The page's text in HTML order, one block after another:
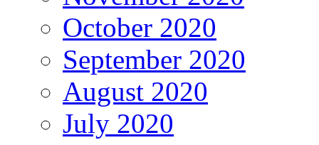
October 2020
September 2020
August 2020
July 2020